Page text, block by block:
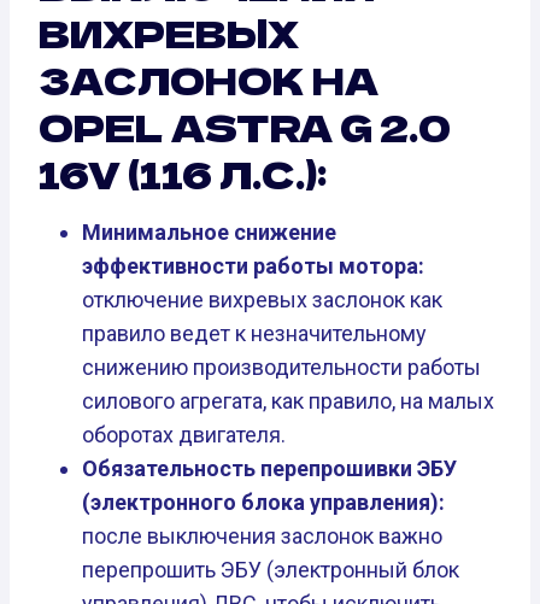
ВИХРЕВЫХ
ЗАСЛОНОК НА
OPEL ASTRA G 2.0
16V (116 Л.С.):
Минимальное снижение
эффективности работы мотора:
отключение вихревых заслонок как
правило ведет к незначительному
снижению производительности работы
силового агрегата, как правило, на малых
оборотах двигателя.
Обязательность перепрошивки ЭБУ
(электронного блока управления):
после выключения заслонок важно
перепрошить ЭБУ (электронный блок